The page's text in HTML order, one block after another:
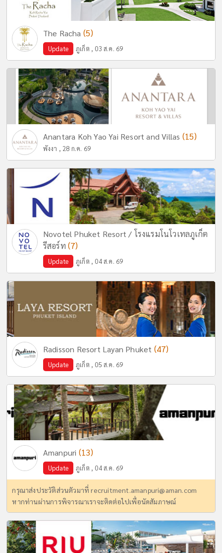
The Racha (5)
Update ภูเก็ต , 03 ส.ค. 69
Anantara Koh Yao Yai Resort and Villas (15)
พังงา , 28 ก.ค. 69
Novotel Phuket Resort / โรงแรมโนโวเทลภูเก็ต
รีสอร์ท (7)
Update ภูเก็ต , 04 ส.ค. 69
Radisson Resort Layan Phuket (47)
Update ภูเก็ต , 05 ส.ค. 69
Amanpuri (13)
Update ภูเก็ต , 04 ส.ค. 69
กรุณาส่งประวัติส่วนตัวมาที่recruitment.amanpuri@aman.com
หากท่านผ่านการพิจารณาเราจะติดต่อไปเพื่อนัดสัมภาษณ์